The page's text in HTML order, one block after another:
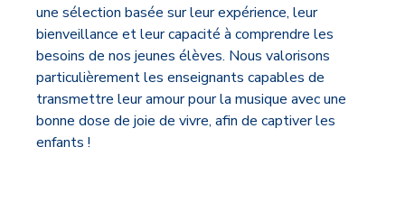
une sélection basée sur leur expérience, leur
bienveillance et leur capacité à comprendre les
besoins de nos jeunes élèves. Nous valorisons
particulièrement les enseignants capables de
transmettre leur amour pour la musique avec une
bonne dose de joie de vivre, afin de captiver les
enfants !